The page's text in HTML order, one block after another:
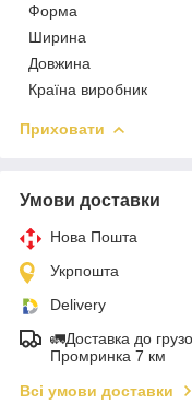
Форма
Ширина
Довжина
Країна виробник
Приховати
Умови доставки
Нова Пошта
Укрпошта
Delivery
🚛Доставка до
Промринка 7 км
Всі умови доставки